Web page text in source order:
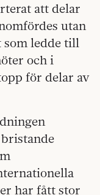
att delar
utan
ledde till
och i
för delar av
har fått stor